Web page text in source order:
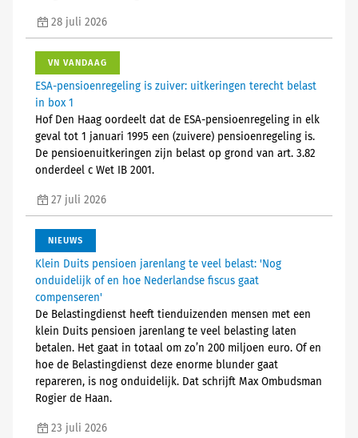
28 juli 2026
VN VANDAAG
ESA-pensioenregeling is zuiver: uitkeringen terecht belast
in box 1
Hof Den Haag oordeelt dat de ESA-pensioenregeling in elk
geval tot 1 januari 1995 een (zuivere) pensioenregeling is.
De pensioenuitkeringen zijn belast op grond van art. 3.82
onderdeel c Wet IB 2001.
27 juli 2026
NIEUWS
Klein Duits pensioen jarenlang te veel belast: 'Nog
onduidelijk of en hoe Nederlandse fiscus gaat
compenseren'
De Belastingdienst heeft tienduizenden mensen met een
klein Duits pensioen jarenlang te veel belasting laten
betalen. Het gaat in totaal om zo’n 200 miljoen euro. Of en
hoe de Belastingdienst deze enorme blunder gaat
repareren, is nog onduidelijk. Dat schrijft Max Ombudsman
Rogier de Haan.
23 juli 2026